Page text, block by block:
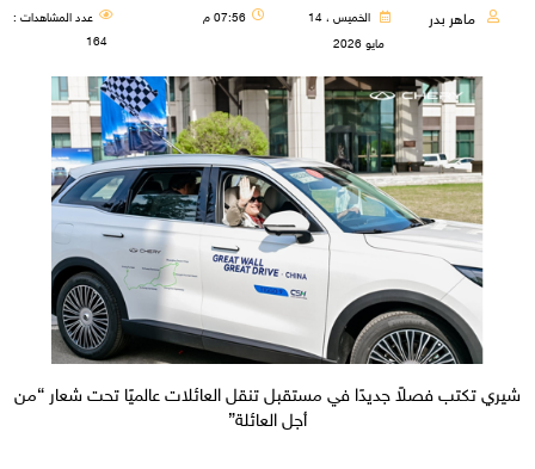
ماهر بدر
الخميس ، 14
مايو 2026
07:56 م
عدد المشاهدات :
164
شيري تكتب فصلاً جديدًا في مستقبل تنقل العائلات عالميًا تحت شعار “من
أجل العائلة”